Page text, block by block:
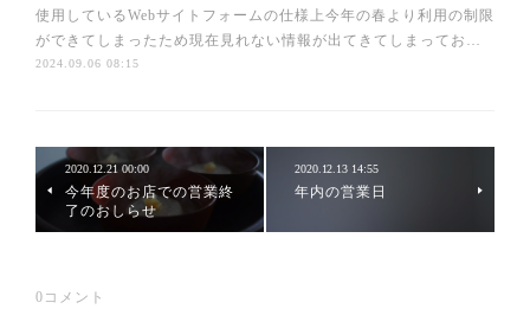
使用しているWebサイトフォームの仕様上今年の春より利用の制限
ができてしまったため現在見れない情報が出てきてしまってお…
2024.09.06 08:15
2020.12.21 00:00
今年度のお店での営業終
了のおしらせ
2020.12.13 14:55
年内の営業日
0 コメント